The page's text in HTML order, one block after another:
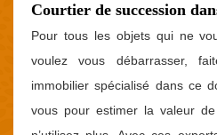
Courtier de succession
Pour tous les objets qui ne
voulez vous débarrasser,
immobilier spécialisé dans ce
vous pour estimer la valeur